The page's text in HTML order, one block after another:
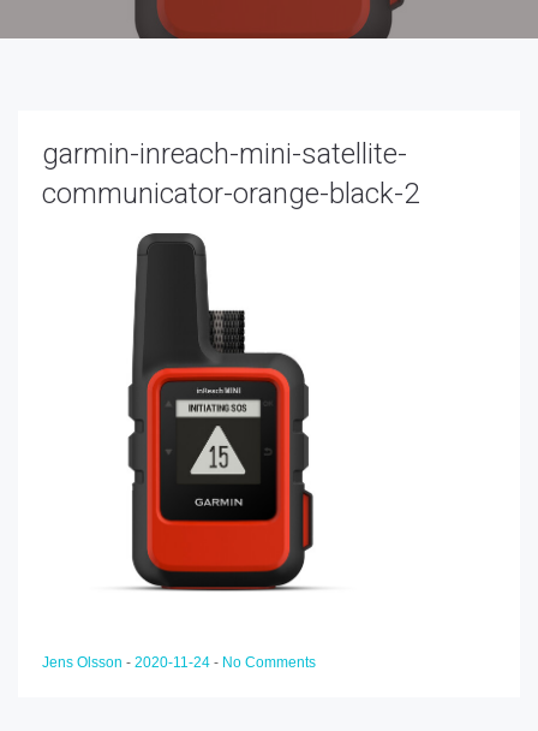
garmin-inreach-mini-satellite-
communicator-orange-black-2
Jens Olsson - 2020-11-24 - No Comments